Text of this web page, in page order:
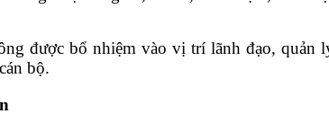
được bổ nhiệm vào vị trí lãnh đạo,
bộ.